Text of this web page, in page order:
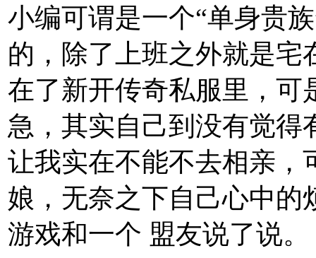
小编可谓是一个“单身贵
的，除了上班之外就是宅
在了新开传奇私服里，可
急，其实自己到没有觉得
让我实在不能不去相亲，
娘，无奈之下自己心中的
游戏和一个 盟友说了说。